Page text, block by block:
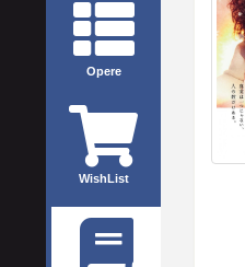
Opere
WishList